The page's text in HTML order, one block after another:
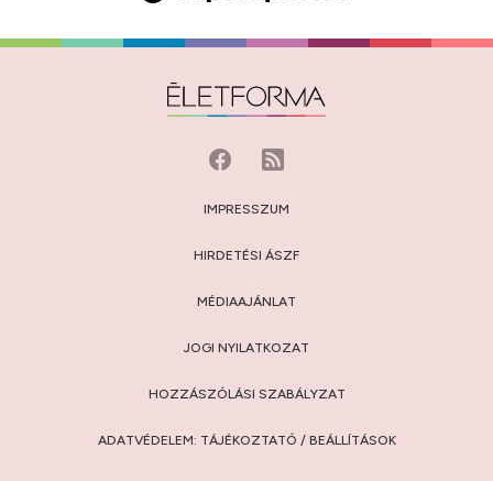
IMPRESSZUM
HIRDETÉSI ÁSZF
MÉDIAAJÁNLAT
JOGI NYILATKOZAT
HOZZÁSZÓLÁSI SZABÁLYZAT
ADATVÉDELEM: TÁJÉKOZTATÓ / BEÁLLÍTÁSOK